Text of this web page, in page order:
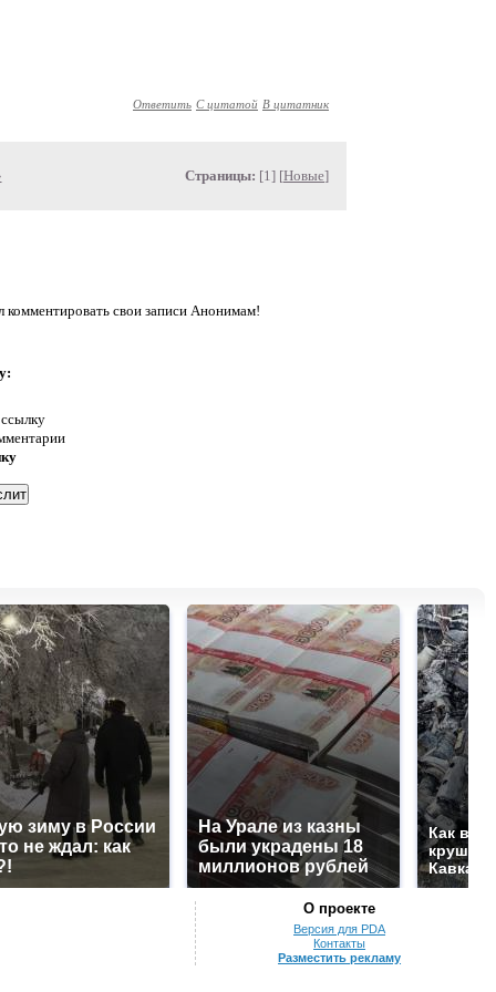
Ответить С цитатой В цитатник
Страницы: [1] [Новые]
комментировать свои записи Анонимам!
зиму в России
не ждал: как
На Урале из казны
были украдены 18
миллионов рублей
Как
О проекте
Версия для PDA
Контакты
Разместить рекламу